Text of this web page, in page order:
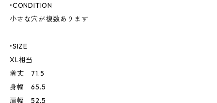
•CONDITION
小さな穴が複数あります
•SIZE
XL相当
着丈 71.5
身幅 65.5
肩幅 52.5